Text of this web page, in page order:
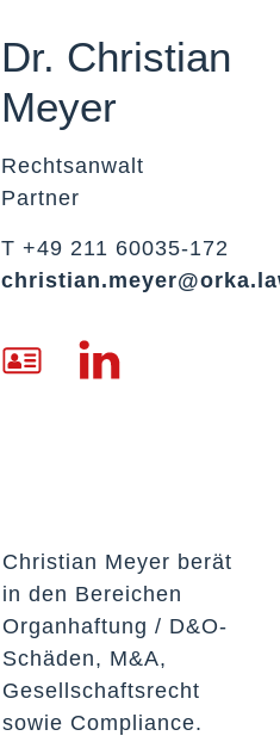
Dr. Christian
Meyer
Rechtsanwalt
Partner
T +49 211 60035-172
Christian Meyer berät
in den Bereichen
Organhaftung / D&O-
Schäden, M&A,
Gesellschaftsrecht
sowie Compliance.